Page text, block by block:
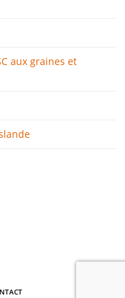
aux graines et